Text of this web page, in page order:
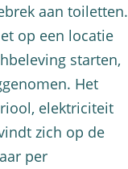
aan toiletten.
op een locatie
starten,
Het
elektriciteit
zich op de
per